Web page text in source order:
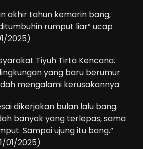
akhir tahun kemarin bang,
rumput liar” ucap
2025)
Tiyuh Tirta Kencana.
yang baru berumur
mengalami kerusakannya.
dikerjakan bulan lalu bang.
banyak yang terlepas, sama
Sampai ujung itu bang.”
01/2025)